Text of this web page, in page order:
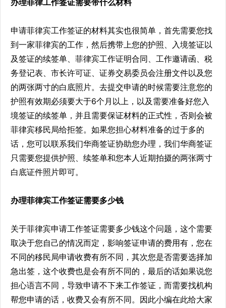
办理菲律工作签证需要带什么材料
申请菲律宾工作签证的材料其实也很简单，首先需要您找
到一家菲律宾的工作，然后携带上您的护照、入境签证以
及签证的续签单、菲律宾工作证明合同、工作邀请函、税
务登记表、市长许可证、证券交易委员会注册文件以及您
的两张两寸的白底照片。去提交申请的时候需要注意您的
护照有效期必须要大于6个月以上，以及需要准备好您入
境签证的续签单，并且需要保证材料的正式性，否则会被
菲律宾移民局给拒签。如果您担心材料准备的过于多的
话，您可以联系我们华商签证协助您办理，我们华商签证
只需要您提供护照、续签单和您本人近期拍摄的两张两寸
白底证件照片即可。
办理菲律宾工作签证需要多少钱
关于菲律宾申请工作签证需要多少钱这个问题，这个需要
取决于您自己的情况而定，影响签证申请的费用有，您在
不同的移民局申请收费有所不同，其次您是否需要选择加
急出签，这个收费也是会有所不同的，最后的话如果说您
担心语言不同，导致申请不下来工作签证，而需要找机构
帮您申请的话，收费又会有所不同。因此小编在此给大家